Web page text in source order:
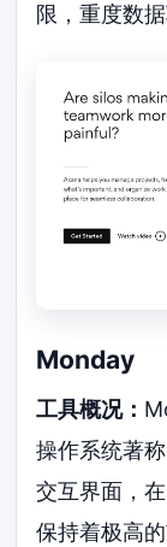
限，重度数
Monday
工具概况：
操作系统著
交互界面，
保持着极高